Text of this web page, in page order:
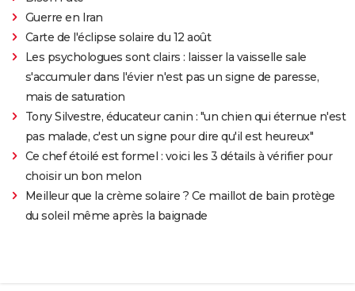
Guerre en Iran
Carte de l'éclipse solaire du 12 août
Les psychologues sont clairs : laisser la vaisselle sale
s'accumuler dans l'évier n'est pas un signe de paresse,
mais de saturation
Tony Silvestre, éducateur canin : "un chien qui éternue n'est
pas malade, c'est un signe pour dire qu'il est heureux"
Ce chef étoilé est formel : voici les 3 détails à vérifier pour
choisir un bon melon
Meilleur que la crème solaire ? Ce maillot de bain protège
du soleil même après la baignade